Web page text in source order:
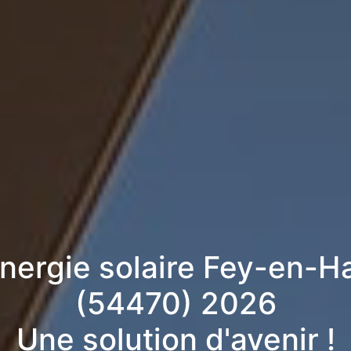
solaire Fey-en-
(54470) 2026
Une solution d'avenir !